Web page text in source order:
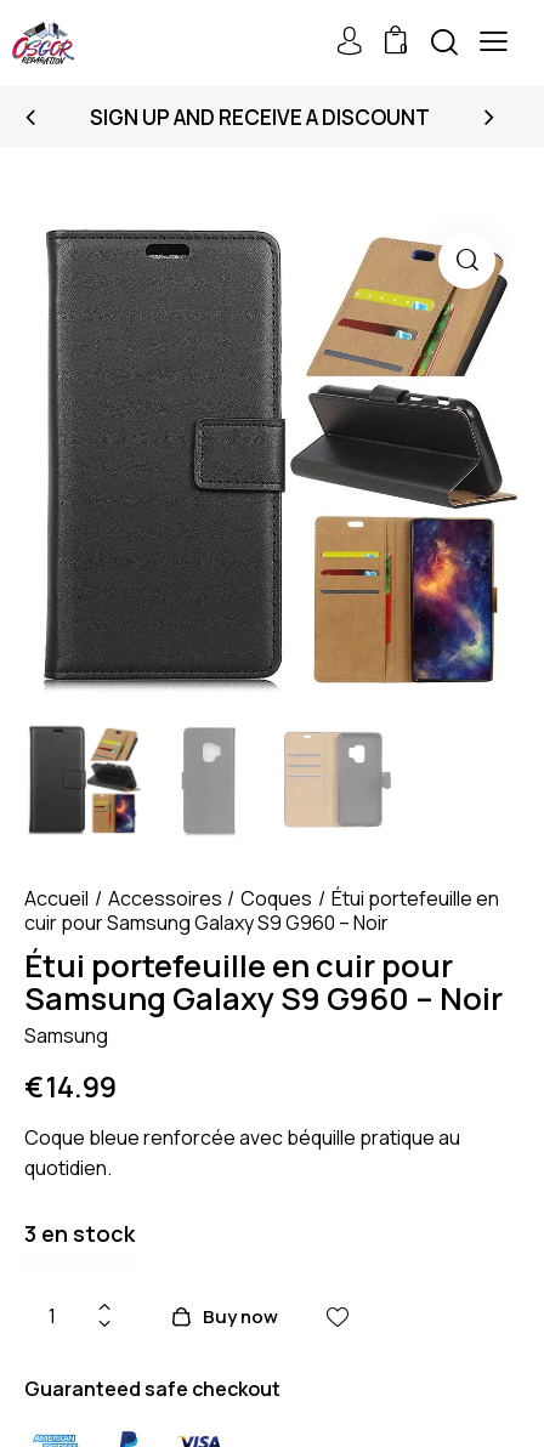
0
SIGN UP AND RECEIVE A DISCOUNT
Accueil Accessoires Coques
Étui portefeuille en
cuir pour Samsung Galaxy S9 G960 – Noir
Étui portefeuille en cuir pour
Samsung Galaxy S9 G960 – Noir
Samsung
€14.99
Coque bleue renforcée avec béquille pratique au
quotidien.
3 en stock
Buy now
Guaranteed safe checkout